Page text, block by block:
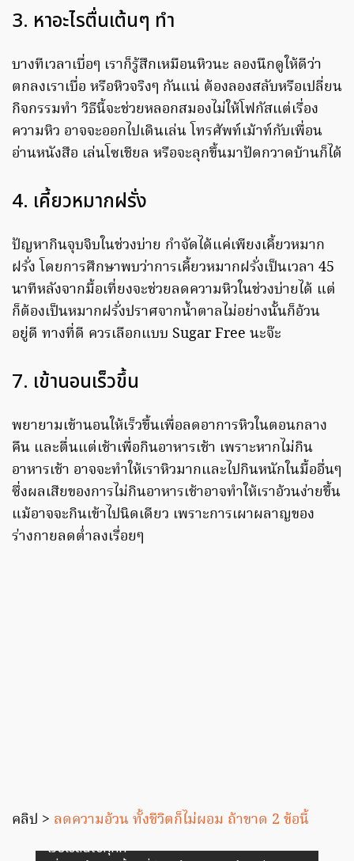
3. หาอะไรตื่นเต้นๆ ทำ
บางทีเวลาเบื่อๆ เราก็รู้สึกเหมือนหิวนะ ลองนึกดูให้ดีว่า
ตกลงเราเบื่อ หรือหิวจริงๆ กันแน่ ต้องลองสลับหรือเปลี่ยน
กิจกรรมทำ วิธีนี้จะช่วยหลอกสมองไม่ให้โฟกัสแต่เรื่อง
ความหิว อาจจะออกไปเดินเล่น โทรศัพท์เม้าท์กับเพื่อน
อ่านหนังสือ เล่นโซเชียล หรือจะลุกขึ้นมาปัดกวาดบ้านก็ได้
4. เคี้ยวหมากฝรั่ง
ปัญหากินจุบจิบในช่วงบ่าย กำจัดได้แค่เพียงเคี้ยวหมาก
ฝรั่ง โดยการศึกษาพบว่าการเคี้ยวหมากฝรั่งเป็นเวลา 45
นาทีหลังจากมื้อเที่ยงจะช่วยลดความหิวในช่วงบ่ายได้ แต่
ก็ต้องเป็นหมากฝรั่งปราศจากน้ำตาลไม่อย่างนั้นก็อ้วน
อยู่ดี ทางที่ดี ควรเลือกแบบ Sugar Free นะจ๊ะ
7. เข้านอนเร็วขึ้น
พยายามเข้านอนให้เร็วขึ้นเพื่อลดอาการหิวในตอนกลาง
คืน และตื่นแต่เช้าเพื่อกินอาหารเช้า เพราะหากไม่กิน
อาหารเช้า อาจจะทำให้เราหิวมากและไปกินหนักในมื้ออื่นๆ
ซึ่งผลเสียของการไม่กินอาหารเช้าอาจทำให้เราอ้วนง่ายขึ้น
แม้อาจจะกินเข้าไปนิดเดียว เพราะการเผาผลาญของ
ร่างกายลดต่ำลงเรื่อยๆ
คลิป > ลดความอ้วน ทั้งชีวิตก็ไม่ผอม ถ้าขาด 2 ข้อนี้